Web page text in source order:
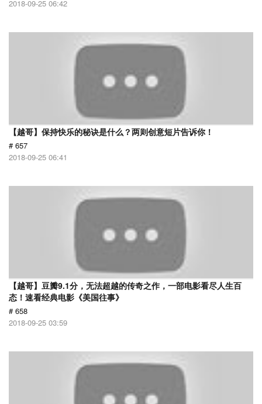
2018-09-25 06:42
【越哥】保持快乐的秘诀是什么？两则创意短片告诉你！
# 657
2018-09-25 06:41
【越哥】豆瓣9.1分，无法超越的传奇之作，一部电影看尽人生百
态！速看经典电影《美国往事》
# 658
2018-09-25 03:59